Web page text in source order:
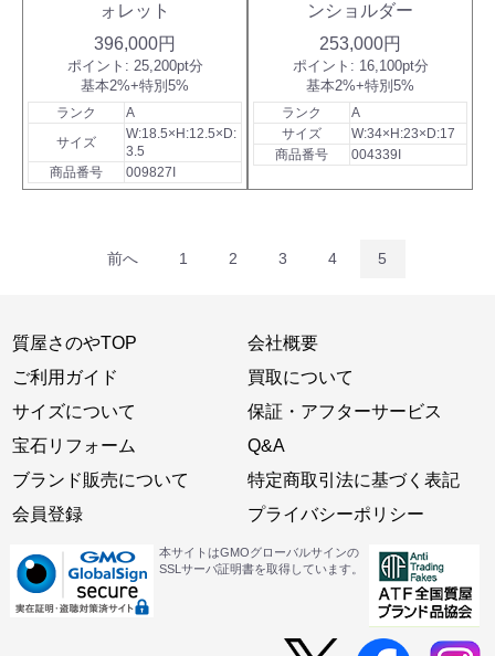
ォレット
396,000円
ポイント: 25,200pt分
基本2%+特別5%
ランク
A
サイズ
W:18.5×H:12.5×D:
3.5
商品番号
009827I
ンショルダー
253,000円
ポイント: 16,100pt分
基本2%+特別5%
ランク
A
サイズ
W:34×H:23×D:17
商品番号
004339I
前へ 1 2 3 4 5
質屋さのやTOP
ご利用ガイド
サイズについて
宝石リフォーム
ブランド販売について
会員登録
会社概要
買取について
保証・アフターサービス
Q&A
特定商取引法に基づく表記
プライバシーポリシー
本サイトはGMOグローバルサインの
SSLサーバ証明書を取得しています。